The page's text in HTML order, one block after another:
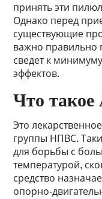
принять эти
Однако перед
существующие
важно правильно
сведет к
эффектов.
Что такое
Это
группы НПВС.
для борьбы с
температурой,
средство
опорно-